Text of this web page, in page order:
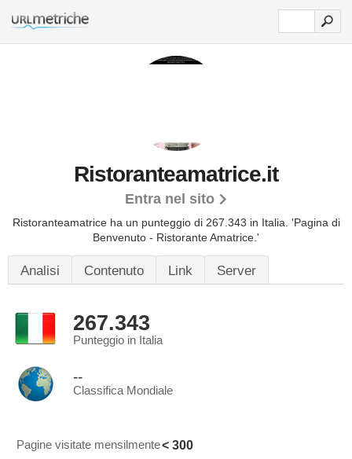
Ristoranteamatrice.it
Entra nel sito
Ristoranteamatrice ha un punteggio di 267.343 in Italia. 'Pagina di
Benvenuto - Ristorante Amatrice.'
Analisi Contenuto Link Server
267.343
Punteggio in Italia
--
Classifica Mondiale
Pagine visitate mensilmente< 300